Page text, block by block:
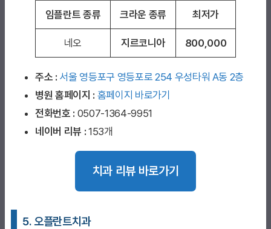
임플란트 종류 크라운 종류 최저가
네오 지르코니아 800,000
주소 : 서울 영등포구 영등포로 254 우성타워 A동 2층
병원 홈페이지 : 홈페이지 바로가기
전화번호 : 0507-1364-9951
네이버 리뷰 : 153개
치과 리뷰 바로가기
5. 오플란트치과